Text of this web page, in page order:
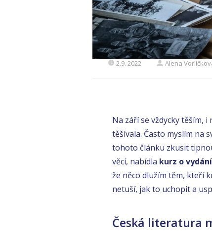
2.9. 2022 Alena
Na září se vždycky těším,
těšívala. Často myslím na
tohoto článku zkusit
věcí, nabídla kurz o
že něco dlužím těm, kteří
netuší, jak to uchopit a
Česká literatura